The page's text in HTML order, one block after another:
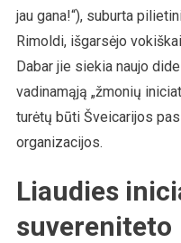
jau gana!“), suburta
Rimoldi, išgarsėjo
Dabar jie siekia naujo
vadinamąją „žmonių
turėtų būti Šveicarijos
organizacijos.
Liaudies
suvereniteto